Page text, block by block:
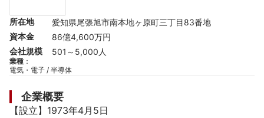
所在地
愛知県尾張旭市南本地ヶ原町三丁目83番地
資本金
86億4,600万円
会社規模
501～5,000人
業種 ：
電気・電子 / 半導体
企業概要
【設立】1973年4月5日